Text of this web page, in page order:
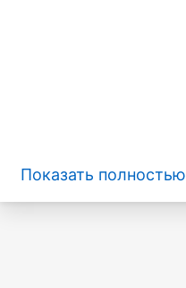
Показать полностью